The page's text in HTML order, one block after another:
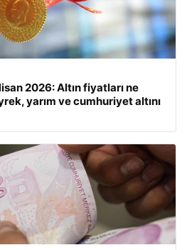
2026: Altın fiyatları ne
yarım ve cumhuriyet altını